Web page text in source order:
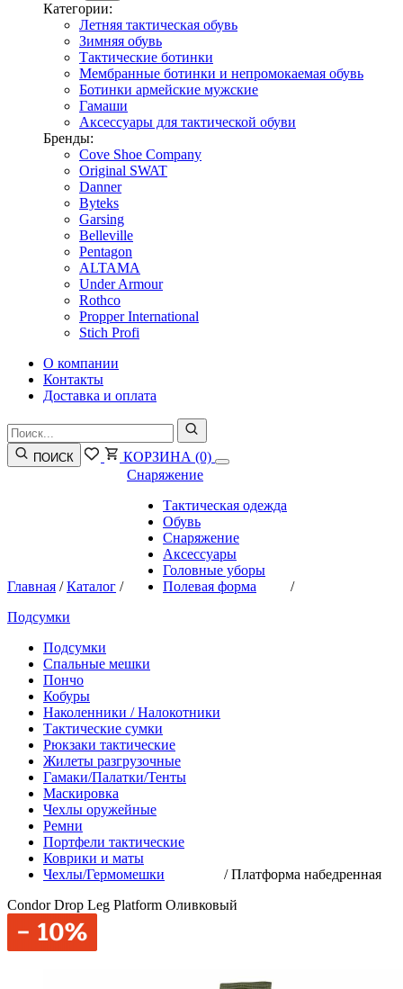
Категории:
Летняя тактическая обувь
Зимняя обувь
Тактические ботинки
Мембранные ботинки и непромокаемая обувь
Ботинки армейские мужские
Гамаши
Аксессуары для тактической обуви
Бренды:
Cove Shoe Company
Original SWAT
Danner
Byteks
Garsing
Belleville
Pentagon
ALTAMA
Under Armour
Rothco
Propper International
Stich Profi
О компании
Контакты
Доставка и оплата
ПОИСК КОРЗИНА (0)
Главная /Каталог /
Снаряжение
Тактическая одежда
Обувь
Снаряжение
Аксессуары
Головные уборы
Полевая форма
/
Подсумки
Подсумки
Спальные мешки
Пончо
Кобуры
Наколенники / Налокотники
Тактические сумки
Рюкзаки тактические
Жилеты разгрузочные
Гамаки/Палатки/Тенты
Маскировка
Чехлы оружейные
Ремни
Портфели тактические
Коврики и маты
Чехлы/Гермомешки
/Платформа набедренная
Condor Drop Leg Platform Оливковый